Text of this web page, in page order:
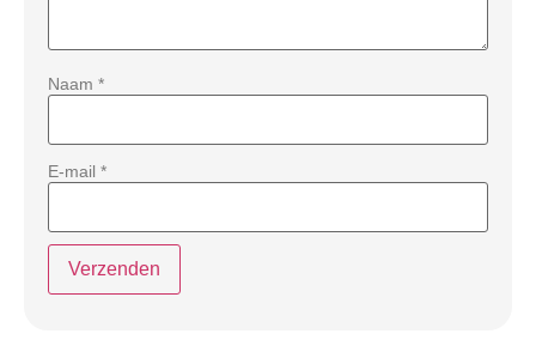
Naam *
E-mail *